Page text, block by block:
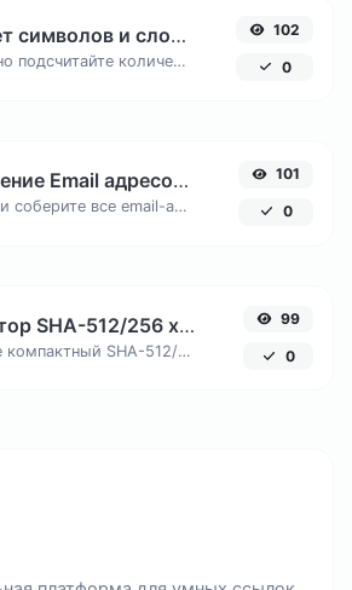
Подсчет символов и слов онлайн
Мгновенно подсчитайте количество знаков с пробелами и без, число слов и строк в вашем тексте для SEO и копирайтинга.
102
0
Извлечение Email адресов из текста онлайн
Найдите и соберите все email-адреса из любого текстового документа, удалив дубликаты.
101
0
Генератор SHA-512/256 хеша онлайн
Создайте компактный SHA-512/256 хеш, обеспечивающий 128-битную безопасность без избыточной длины вывода.
99
0